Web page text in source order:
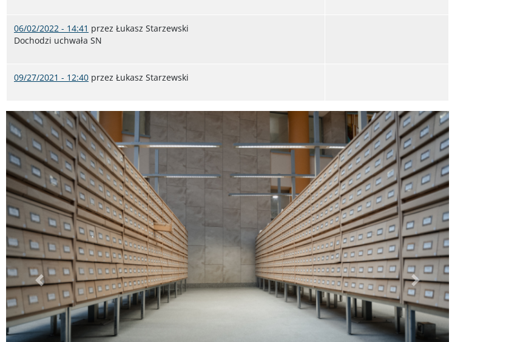
06/02/2022 - 14:41 przez Łukasz Starzewski
Dochodzi uchwała SN
09/27/2021 - 12:40 przez Łukasz Starzewski
Poprzednie Dalej